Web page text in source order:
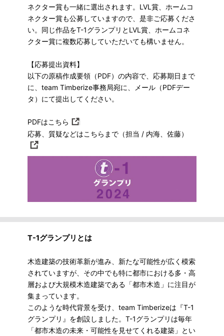
ネクター賞も一緒に選出されます。LVL賞、ホームコ
ネクター賞も公募していますので、是非ご応募くださ
い。同じ作品をT-1グランプリとLVL賞、ホームコネ
クター賞に複数応募していただいても構いません。
【応募提出資料】
以下の原稿作成要領（PDF）の内容で、応募期日まで
に、team Timberize事務局宛に、メール（PDFデー
タ）にて提出してください。
PDFはこちら
応募、質疑などはこちらまで（担当 / 内海、佐藤）
T-1グランプリとは
木造建築の技術革新が進み、新たな可能性が広く模索
されていますが、その中でも特に都市における多・高
層および大規模木造建築である「都市木造」に注目が
集まっています。
このような時代背景を受け、team Timberizeは『T-1
グランプリ』を創設しました。T-1グランプリは毎年
「都市木造の未来・可能性を見せてくれる建築」とい